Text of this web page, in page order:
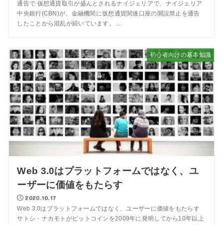
通告で 仮想通貨取引が盛んとされるナイジェリアで、ナイジェリア
中央銀行(CBN)が、金融機関に仮想通貨関連口座の開設禁止を通告
したことから混乱が続いています。 ...
初心者向けの基本知識
Web 3.0はプラットフォームではなく、ユ
ーザーに価値をもたらす
2020.10.17
Web 3.0はプラットフォームではなく、ユーザーに価値をもたらす
サトシ・ナカモトがビットコインを2009年に発明してから10年以上